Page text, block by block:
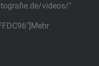
videos/"